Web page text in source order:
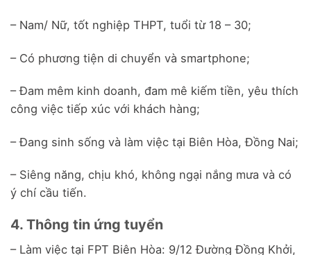
– Nam/ Nữ, tốt nghiệp THPT, tuổi từ 18 – 30;
– Có phương tiện di chuyển và smartphone;
– Đam mêm kinh doanh, đam mê kiếm tiền, yêu thích
công việc tiếp xúc với khách hàng;
– Đang sinh sống và làm việc tại Biên Hòa, Đồng Nai;
– Siêng năng, chịu khó, không ngại nắng mưa và có
ý chí cầu tiến.
4. Thông tin ứng tuyển
– Làm việc tại FPT Biên Hòa: 9/12 Đường Đồng Khởi,